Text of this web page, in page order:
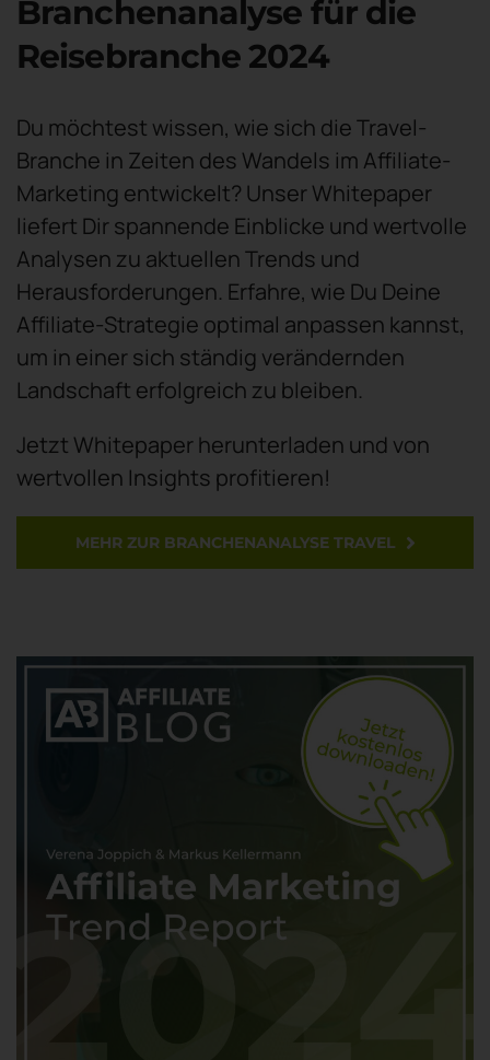
Branchenanalyse für die
Reisebranche 2024
Du möchtest wissen, wie sich die Travel-
Branche in Zeiten des Wandels im Affiliate-
Marketing entwickelt? Unser Whitepaper
liefert Dir spannende Einblicke und wertvolle
Analysen zu aktuellen Trends und
Herausforderungen. Erfahre, wie Du Deine
Affiliate-Strategie optimal anpassen kannst,
um in einer sich ständig verändernden
Landschaft erfolgreich zu bleiben.
Jetzt Whitepaper herunterladen und von
wertvollen Insights profitieren!
MEHR ZUR BRANCHENANALYSE TRAVEL